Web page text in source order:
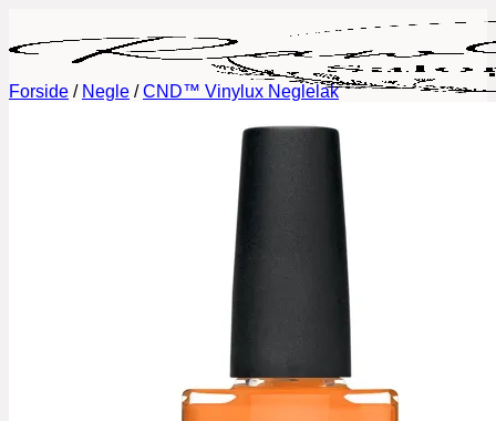
indhold
Permanent Makeup
Fineline tatoveringer
Lash Lift og Brow Lamination
Eyelash Extensions
Vipper og Bryn Styling
Forside / Negle / CND™ Vinylux Neglelak